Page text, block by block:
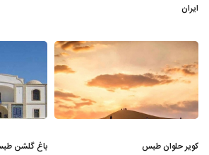
ایران
کویر حلوان طبس باغ گلشن